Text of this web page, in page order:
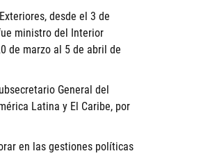
desde el 3 de
ministro del Interior
de marzo al 5 de abril de
General del
Latina y El Caribe, por
en las gestiones políticas